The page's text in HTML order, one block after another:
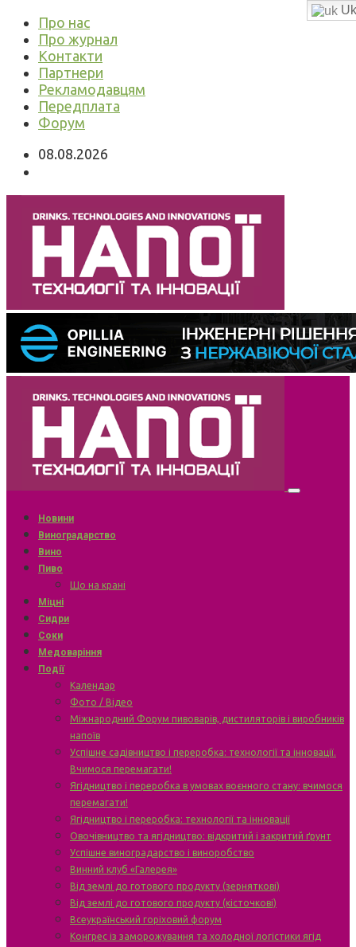
Про нас
Про журнал
Контакти
Партнери
Рекламодавцям
Передплата
Форум
08.08.2026
Новини
Виноградарство
Вино
Пиво
Що на крані
Міцні
Сидри
Соки
Медоваріння
Події
Календар
Фото / Відео
Міжнародний Форум пивоварів, дистиляторів і виробників
напоїв
Успішне садівництво і переробка: технології та інновації.
Вчимося перемагати!
Ягідництво і переробка в умовах воєнного стану: вчимося
перемагати!
Ягідництво і переробка: технології та інновації
Овочівництво та ягідництво: відкритий і закритий ґрунт
Успішне виноградарство і виноробство
Винний клуб «Галерея»
Від землі до готового продукту (зерняткові)
Від землі до готового продукту (кісточкові)
Всеукраїнський горіховий форум
Конгрес із заморожування та холодної логістики ягід